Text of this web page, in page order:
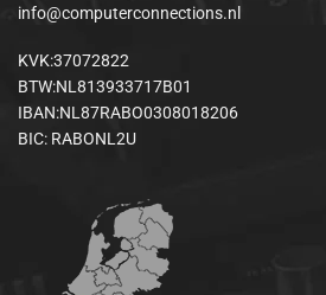
info@computerconnections.nl
KVK:37072822
BTW:NL813933717B01
IBAN:NL87RABO0308018206
BIC: RABONL2U